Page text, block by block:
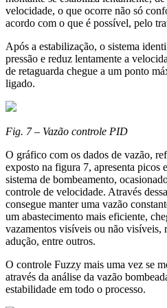
velocidade, o que ocorre não só
acordo com o que é possível, pelo
Após a estabilização, o sistema
pressão e reduz lentamente a
de retaguarda chegue a um ponto
ligado.
Fig. 7 – Vazão controle PID
O gráfico com os dados de vazão,
exposto na figura 7, apresenta picos
sistema de bombeamento,
controle de velocidade. Através
consegue manter uma vazão
um abastecimento mais eficiente,
vazamentos visíveis ou não visíveis,
adução, entre outros.
O controle Fuzzy mais uma vez se
através da análise da vazão
estabilidade em todo o processo.